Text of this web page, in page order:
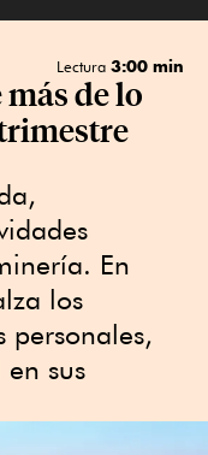
Lectura 3:00 min
de lo
En
los
personales,
sus